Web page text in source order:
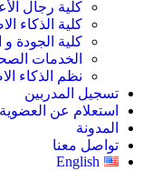
كلية رجال
كلية الذكاء
كلية الجودة و
الخدمات
نظم الذكاء
تسجيل المدربين
استعلام عن العضوية
المدونة
تواصل معنا
English